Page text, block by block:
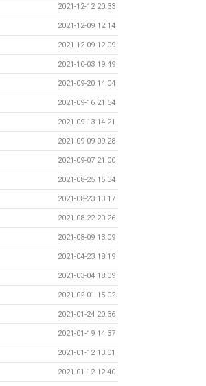
2021-12-12 20:33
2021-12-09 12:14
2021-12-09 12:09
2021-10-03 19:49
2021-09-20 14:04
2021-09-16 21:54
2021-09-13 14:21
2021-09-09 09:28
2021-09-07 21:00
2021-08-25 15:34
2021-08-23 13:17
2021-08-22 20:26
2021-08-09 13:09
2021-04-23 18:19
2021-03-04 18:09
2021-02-01 15:02
2021-01-24 20:36
2021-01-19 14:37
2021-01-12 13:01
2021-01-12 12:40